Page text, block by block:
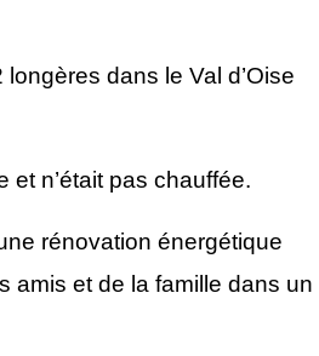
dans le Val d’Oise
et n’était pas chauffée.
rénovation énergétique
amis et de la famille dans un